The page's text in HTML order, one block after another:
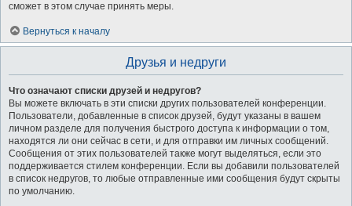
сможет в этом случае принять меры.
Вернуться к началу
Друзья и недруги
Что означают списки друзей и недругов?
Вы можете включать в эти списки других пользователей конференции.
Пользователи, добавленные в список друзей, будут указаны в вашем
личном разделе для получения быстрого доступа к информации о том,
находятся ли они сейчас в сети, и для отправки им личных сообщений.
Сообщения от этих пользователей также могут выделяться, если это
поддерживается стилем конференции. Если вы добавили пользователей
в список недругов, то любые отправленные ими сообщения будут скрыты
по умолчанию.